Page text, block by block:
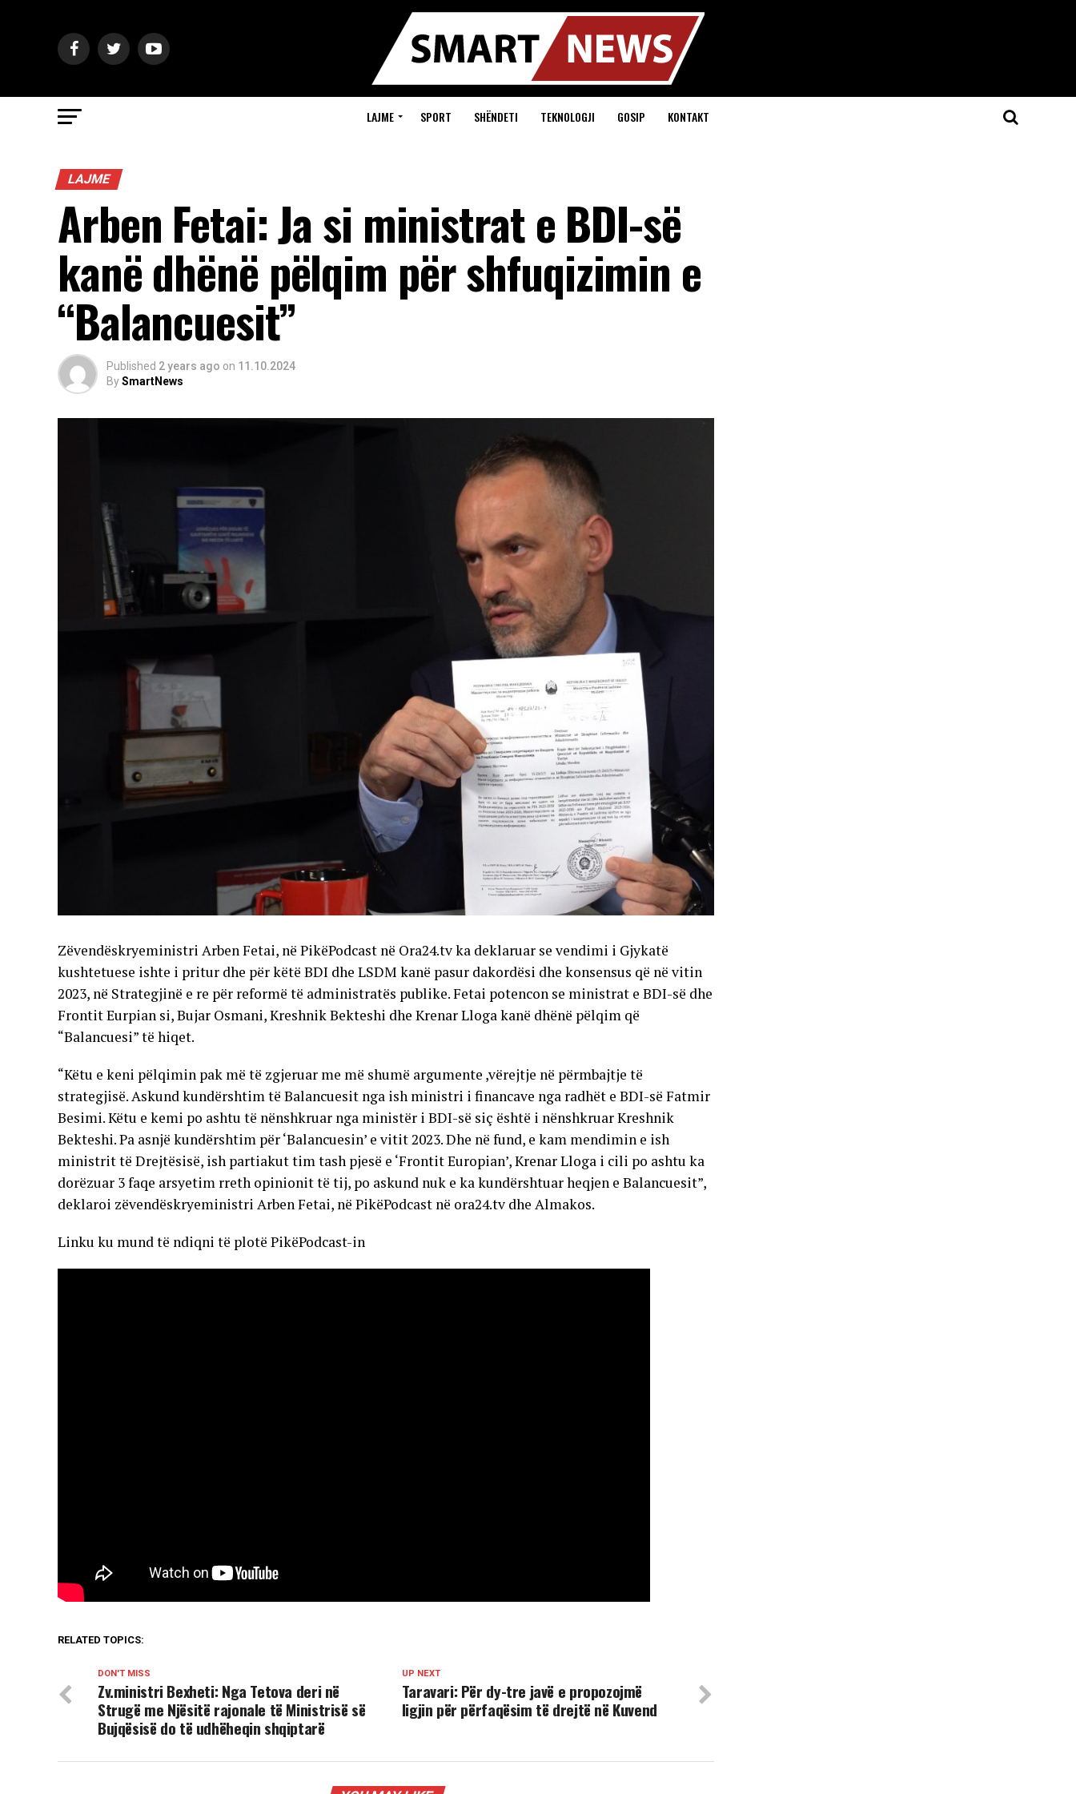
LAJME SPORT SHËNDETI TEKNOLOGJI GOSIP KONTAKT
LAJME
Arben Fetai: Ja si ministrat e BDI-së
kanë dhënë pëlqim për shfuqizimin e
“Balancuesit”
Published 2 years ago on 11.10.2024
BySmartNews
Zëvendëskryeministri Arben Fetai, në PikëPodcast në Ora24.tv ka deklaruar se vendimi i Gjykatë
kushtetuese ishte i pritur dhe për këtë BDI dhe LSDM kanë pasur dakordësi dhe konsensus që në vitin
2023, në Strategjinë e re për reformë të administratës publike. Fetai potencon se ministrat e BDI-së dhe
Frontit Eurpian si, Bujar Osmani, Kreshnik Bekteshi dhe Krenar Lloga kanë dhënë pëlqim që
“Balancuesi” të hiqet.
“Këtu e keni pëlqimin pak më të zgjeruar me më shumë argumente ,vërejtje në përmbajtje të
strategjisë. Askund kundërshtim të Balancuesit nga ish ministri i financave nga radhët e BDI-së Fatmir
Besimi. Këtu e kemi po ashtu të nënshkruar nga ministër i BDI-së siç është i nënshkruar Kreshnik
Bekteshi. Pa asnjë kundërshtim për ‘Balancuesin’ e vitit 2023. Dhe në fund, e kam mendimin e ish
ministrit të Drejtësisë, ish partiakut tim tash pjesë e ‘Frontit Europian’, Krenar Lloga i cili po ashtu ka
dorëzuar 3 faqe arsyetim rreth opinionit të tij, po askund nuk e ka kundërshtuar heqjen e Balancuesit”,
deklaroi zëvendëskryeministri Arben Fetai, në PikëPodcast në ora24.tv dhe Almakos.
Linku ku mund të ndiqni të plotë PikëPodcast-in
RELATED TOPICS:
UP NEXT
Taravari: Për dy-tre javë e propozojmë
ligjin për përfaqësim të drejtë në Kuvend
DON'T MISS
Zv.ministri Bexheti: Nga Tetova deri në
Strugë me Njësitë rajonale të Ministrisë së
Bujqësisë do të udhëheqin shqiptarë